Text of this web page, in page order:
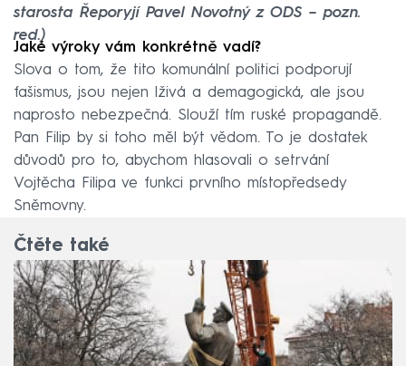
starosta Řeporyjí Pavel Novotný z ODS – pozn.
red.)
Jaké výroky vám konkrétně vadí?
Slova o tom, že tito komunální politici podporují
fašismus, jsou nejen lživá a demagogická, ale jsou
naprosto nebezpečná. Slouží tím ruské propagandě.
Pan Filip by si toho měl být vědom. To je dostatek
důvodů pro to, abychom hlasovali o setrvání
Vojtěcha Filipa ve funkci prvního místopředsedy
Sněmovny.
Čtěte také